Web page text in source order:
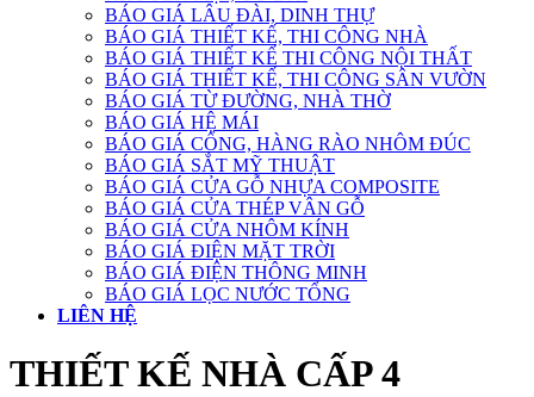
BÁO GIÁ LÂU ĐÀI, DINH THỰ
BÁO GIÁ THIẾT KẾ, THI CÔNG NHÀ
BÁO GIÁ THIẾT KẾ THI CÔNG NỘI THẤT
BÁO GIÁ THIẾT KẾ, THI CÔNG SÂN VƯỜN
BÁO GIÁ TỪ ĐƯỜNG, NHÀ THỜ
BÁO GIÁ HỆ MÁI
BÁO GIÁ CỔNG, HÀNG RÀO NHÔM ĐÚC
BÁO GIÁ SẮT MỸ THUẬT
BÁO GIÁ CỬA GỖ NHỰA COMPOSITE
BÁO GIÁ CỬA THÉP VÂN GỖ
BÁO GIÁ CỬA NHÔM KÍNH
BÁO GIÁ ĐIỆN MẶT TRỜI
BÁO GIÁ ĐIỆN THÔNG MINH
BÁO GIÁ LỌC NƯỚC TỔNG
LIÊN HỆ
THIẾT KẾ NHÀ CẤP 4